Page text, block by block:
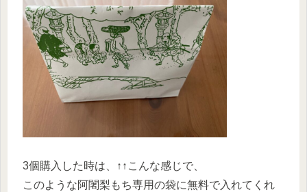
3個購入した時は、↑↑こんな感じで、
このような阿闍梨もち専用の袋に無料で入れてくれ